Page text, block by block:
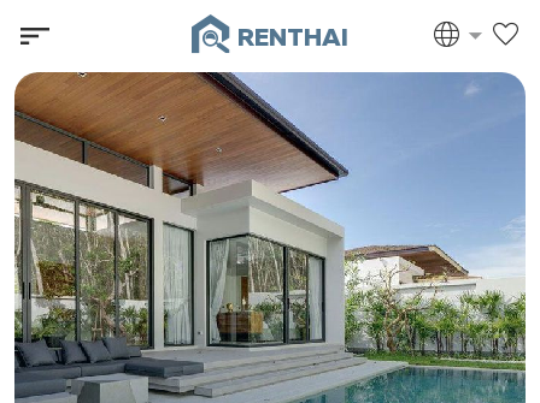
RENTHAI